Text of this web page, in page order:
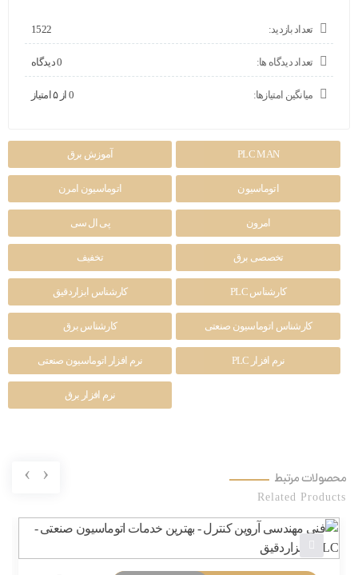
تعداد بازدید: 1522
تعداد دیدگاه ها: 0 دیدگاه
میانگین امتیازها: 0 از ۵ امتیاز
PLC MAN آموزش برق
اتوماسیون اتوماسیون امرن
امرون پی ال سی
تخصصی برق تخفیف
کارشناس PLC کارشناس ابزاردقیق
کارشناس اتوماسیون صنعتی کارشناس برق
نرم افزار PLC نرم افزار اتوماسیون صنعتی
نرم افزار برق
محصولات مرتبط
Related Products
‹
›